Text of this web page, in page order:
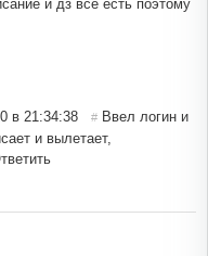
и дз всё есть поэтому
в 21:34:38 # Ввел логин и
и вылетает,